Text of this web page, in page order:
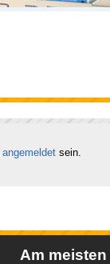
angemeldet sein.
Am meisten